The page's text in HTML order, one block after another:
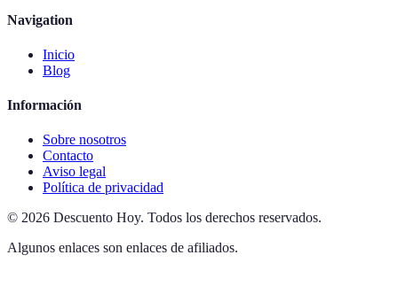
Navigation
Inicio
Blog
Información
Sobre nosotros
Contacto
Aviso legal
Política de privacidad
© 2026 Descuento Hoy. Todos los derechos reservados.
Algunos enlaces son enlaces de afiliados.